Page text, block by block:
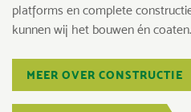
platforms en complete
kunnen wij het bouwen én coaten.
MEER OVER CONSTRUCTIE